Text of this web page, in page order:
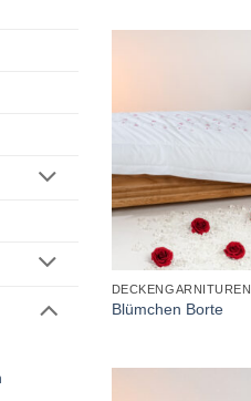
DECKENGARNITUREN
Blümchen Borte